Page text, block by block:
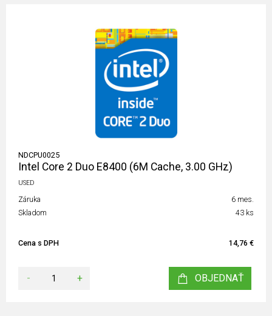
NDCPU0025
Intel Core 2 Duo E8400 (6M Cache, 3.00 GHz)
USED
Záruka
6 mes.
Skladom
43 ks
Cena s DPH 14,76 €
- + OBJEDNAŤ